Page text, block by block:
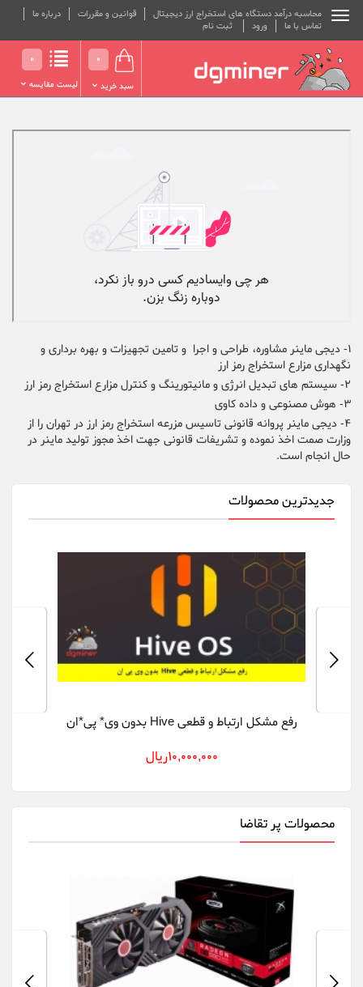
محاسبه درآمد دستگاه های استخراج ارز دیجیتال قوانین و مقررات
درباره ما
تماس با ما
ورود ثبت نام
0
سبد خرید
0
لیست مقایسه
1- دیجی ماینر مشاوره، طراحی و اجرا و تامین تجهیزات و بهره برداری و
نگهداری مزارع استخراج رمز ارز
2- سیستم های تبدیل انرژی و مانیتورینگ و کنترل مزارع استخراج رمز ارز
3- هوش مصنوعی و داده کاوی
4- دیجی ماینر پروانه قانونی تاسیس مزرعه استخراج رمز ارز در تهران را از
وزارت صمت اخذ نموده و تشریفات قانونی جهت اخذ مجوز تولید ماینر در
حال انجام است.
جدیدترین محصولات
رفع مشکل ارتباط و قطعی Hive بدون وی* پی*ان
10,000,000ريال
محصولات پر تقاضا